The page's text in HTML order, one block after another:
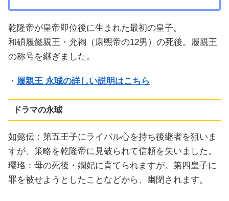
乾隆帝が皇帝即位後に生まれた最初の皇子。
和碩履懿親王・允祹（康煕帝の12男）の死後。履親王
の称号を継ぎました。
・ 履親王 永珹の詳しい説明はこちら
ドラマの永珹
如懿伝：第五王子にライバル心を持ち後継者を狙いま
すが、策略を乾隆帝に見破られて信頼を失いました。
瓔珞：母の死後・嫻妃に育てられますが。第四皇子に
罪を被せようとしたことなどから、幽閉されます。